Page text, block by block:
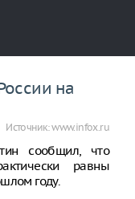
на
Источник:www.infox.ru
сообщил, что
равны
году.